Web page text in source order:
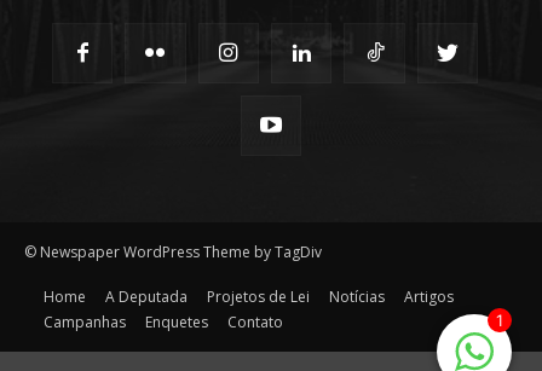
© Newspaper WordPress Theme by TagDiv
Home A Deputada Projetos de Lei Notícias
Artigos
Campanhas
Enquetes Contato 1